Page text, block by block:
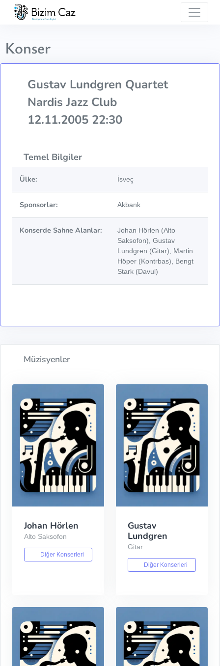
Konser
Gustav Lundgren Quartet
Nardis Jazz Club
12.11.2005 22:30
Temel Bilgiler
Ülke: İsveç
Sponsorlar: Akbank
Konserde Sahne Alanlar:
Johan Hörlen (Alto
Saksofon), Gustav
Lundgren (Gitar), Martin
Höper (Kontrbas), Bengt
Stark (Davul)
Müzisyenler
Johan Hörlen
Alto Saksofon
Diğer Konserleri
Gustav
Lundgren
Gitar
Diğer Konserleri